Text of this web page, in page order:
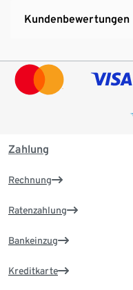
Kundenbewertungen
Zahlung
Rechnung
Ratenzahlung
Bankeinzug
Kreditkarte